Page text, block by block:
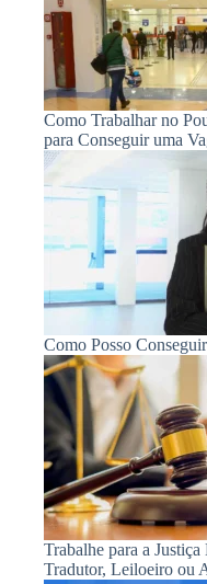
Como Trabalhar no
para Conseguir uma
Como Posso
Trabalhe para a
Tradutor, Leiloeiro ou